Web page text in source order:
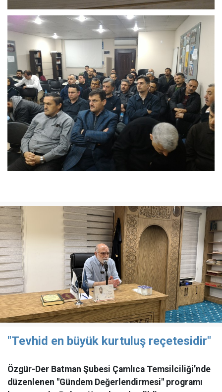
"Tevhid en büyük kurtuluş reçetesidir"
Özgür-Der Batman Şubesi Çamlıca Temsilciliği’nde
düzenlenen "Gündem Değerlendirmesi" programı